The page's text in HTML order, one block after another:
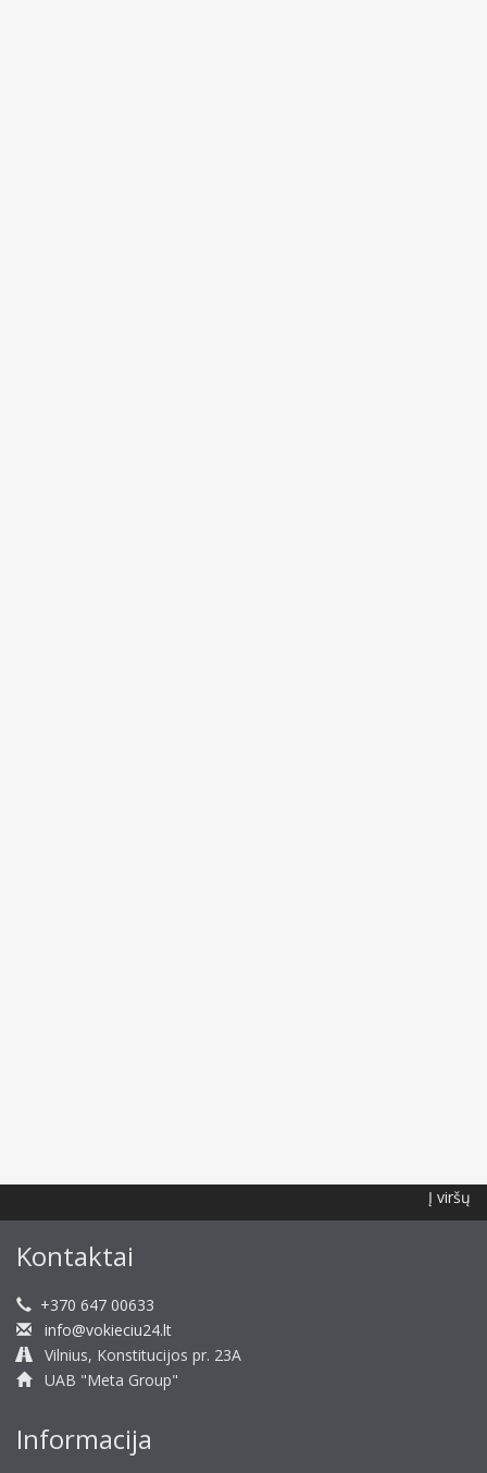
Į viršų
Kontaktai
+370 647 00633
info@vokieciu24.lt
Vilnius, Konstitucijos pr. 23A
UAB "Meta Group"
Informacija